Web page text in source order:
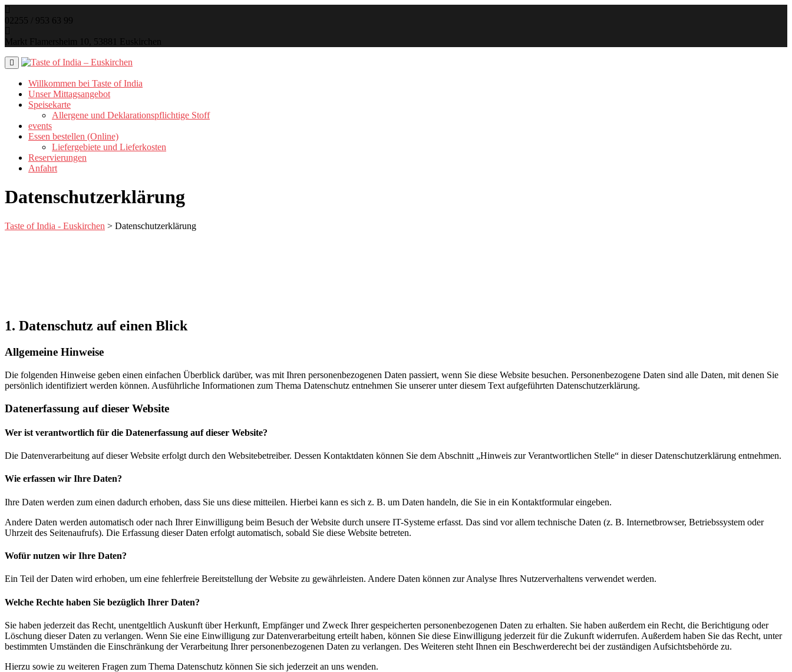
Skip
to
content
02255 / 953 63 99
Markt Flamersheim 10, 53881 Euskirchen
Willkommen bei Taste of India
Unser Mittagsangebot
Speisekarte
Allergene und Deklarationspflichtige Stoff
events
Essen bestellen (Online)
Liefergebiete und Lieferkosten
Reservierungen
Anfahrt
Datenschutzerklärung
Taste of India - Euskirchen > Datenschutzerklärung
1. Datenschutz auf einen Blick
Allgemeine Hinweise
Die folgenden Hinweise geben einen einfachen Überblick darüber, was mit Ihren personenbezogenen Daten passiert, wenn Sie diese Website besuchen. Personenbezogene Daten sind alle Daten, mit denen Sie
persönlich identifiziert werden können. Ausführliche Informationen zum Thema Datenschutz entnehmen Sie unserer unter diesem Text aufgeführten Datenschutzerklärung.
Datenerfassung auf dieser Website
Wer ist verantwortlich für die Datenerfassung auf dieser Website?
Die Datenverarbeitung auf dieser Website erfolgt durch den Websitebetreiber. Dessen Kontaktdaten können Sie dem Abschnitt „Hinweis zur Verantwortlichen Stelle“ in dieser Datenschutzerklärung entnehmen.
Wie erfassen wir Ihre Daten?
Ihre Daten werden zum einen dadurch erhoben, dass Sie uns diese mitteilen. Hierbei kann es sich z. B. um Daten handeln, die Sie in ein Kontaktformular eingeben.
Andere Daten werden automatisch oder nach Ihrer Einwilligung beim Besuch der Website durch unsere IT-Systeme erfasst. Das sind vor allem technische Daten (z. B. Internetbrowser, Betriebssystem oder
Uhrzeit des Seitenaufrufs). Die Erfassung dieser Daten erfolgt automatisch, sobald Sie diese Website betreten.
Wofür nutzen wir Ihre Daten?
Ein Teil der Daten wird erhoben, um eine fehlerfreie Bereitstellung der Website zu gewährleisten. Andere Daten können zur Analyse Ihres Nutzerverhaltens verwendet werden.
Welche Rechte haben Sie bezüglich Ihrer Daten?
Sie haben jederzeit das Recht, unentgeltlich Auskunft über Herkunft, Empfänger und Zweck Ihrer gespeicherten personenbezogenen Daten zu erhalten. Sie haben außerdem ein Recht, die Berichtigung oder
Löschung dieser Daten zu verlangen. Wenn Sie eine Einwilligung zur Datenverarbeitung erteilt haben, können Sie diese Einwilligung jederzeit für die Zukunft widerrufen. Außerdem haben Sie das Recht, unter
bestimmten Umständen die Einschränkung der Verarbeitung Ihrer personenbezogenen Daten zu verlangen. Des Weiteren steht Ihnen ein Beschwerderecht bei der zuständigen Aufsichtsbehörde zu.
Hierzu sowie zu weiteren Fragen zum Thema Datenschutz können Sie sich jederzeit an uns wenden.